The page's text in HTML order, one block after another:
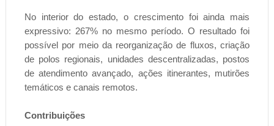
No interior do estado, o crescimento foi ainda mais
expressivo: 267% no mesmo período. O resultado foi
possível por meio da reorganização de fluxos, criação
de polos regionais, unidades descentralizadas, postos
de atendimento avançado, ações itinerantes, mutirões
temáticos e canais remotos.
Contribuições